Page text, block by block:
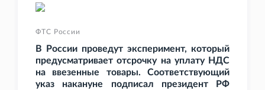
ФТС России
В России проведут эксперимент, который
предусматривает отсрочку на уплату НДС
на ввезенные товары. Соответствующий
указ накануне подписал президент РФ